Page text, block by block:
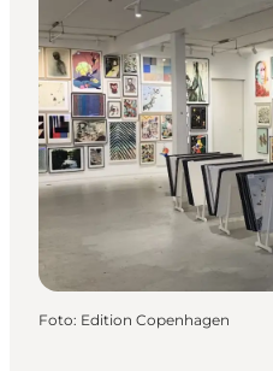
Aktivitäten
Essen und Trinken
Planen
Foto: Edition Copenhagen